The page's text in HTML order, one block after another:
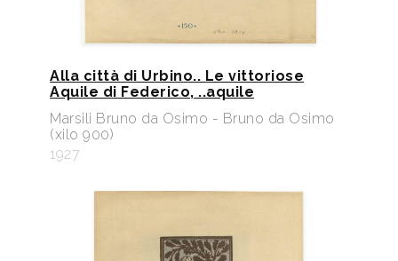
Alla città di Urbino.. Le vittoriose
Aquile di Federico, ..aquile
Marsili Bruno da Osimo - Bruno da Osimo
(xilo 900)
1927